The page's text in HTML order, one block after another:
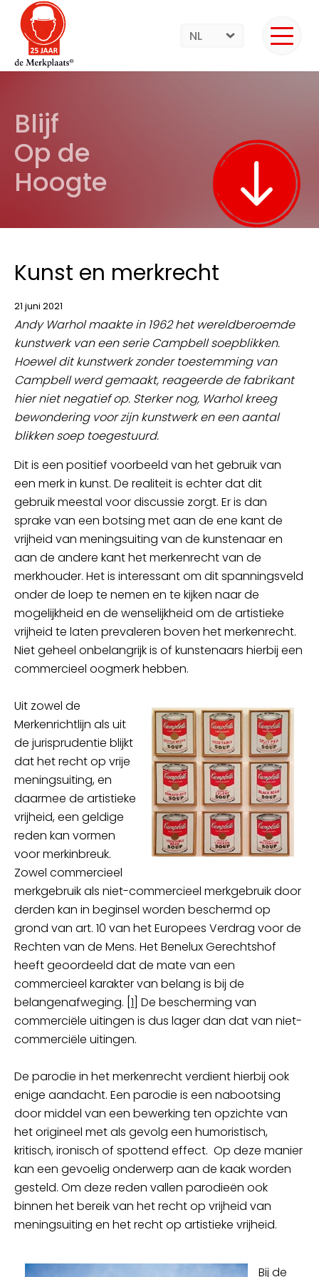
NL
Blijf
Op de
Hoogte
Kunst en merkrecht
21 juni 2021
Andy Warhol maakte in 1962 het wereldberoemde
kunstwerk van een serie Campbell soepblikken.
Hoewel dit kunstwerk zonder toestemming van
Campbell werd gemaakt, reageerde de fabrikant
hier niet negatief op. Sterker nog, Warhol kreeg
bewondering voor zijn kunstwerk en een aantal
blikken soep toegestuurd.
Dit is een positief voorbeeld van het gebruik van
een merk in kunst. De realiteit is echter dat dit
gebruik meestal voor discussie zorgt. Er is dan
sprake van een botsing met aan de ene kant de
vrijheid van meningsuiting van de kunstenaar en
aan de andere kant het merkenrecht van de
merkhouder. Het is interessant om dit spanningsveld
onder de loep te nemen en te kijken naar de
mogelijkheid en de wenselijkheid om de artistieke
vrijheid te laten prevaleren boven het merkenrecht.
Niet geheel onbelangrijk is of kunstenaars hierbij een
commercieel oogmerk hebben.
Uit zowel de
Merkenrichtlijn als uit
de jurisprudentie blijkt
dat het recht op vrije
meningsuiting, en
daarmee de artistieke
vrijheid, een geldige
reden kan vormen
voor merkinbreuk.
Zowel commercieel
merkgebruik als niet-commercieel merkgebruik door
derden kan in beginsel worden beschermd op
grond van art. 10 van het Europees Verdrag voor de
Rechten van de Mens. Het Benelux Gerechtshof
heeft geoordeeld dat de mate van een
commercieel karakter van belang is bij de
belangenafweging. [1] De bescherming van
commerciële uitingen is dus lager dan dat van niet-
commerciële uitingen.
De parodie in het merkenrecht verdient hierbij ook
enige aandacht. Een parodie is een nabootsing
door middel van een bewerking ten opzichte van
het origineel met als gevolg een humoristisch,
kritisch, ironisch of spottend effect. Op deze manier
kan een gevoelig onderwerp aan de kaak worden
gesteld. Om deze reden vallen parodieën ook
binnen het bereik van het recht op vrijheid van
meningsuiting en het recht op artistieke vrijheid.
Bij de